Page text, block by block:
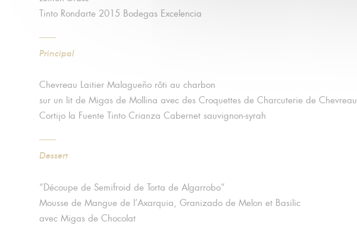
Tinto Rondarte 2015 Bodegas Excelencia
Principal
Chevreau Laitier Malagueño rôti au charbon
sur un lit de Migas de Mollina avec des Croquettes de Charcuterie de Chevreau
Cortijo la Fuente Tinto Crianza Cabernet sauvignon-syrah
Dessert
“Découpe de Semifroid de Torta de Algarrobo”
Mousse de Mangue de l’Axarquia, Granizado de Melon et Basilic
avec Migas de Chocolat